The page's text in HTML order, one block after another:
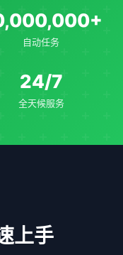
自动任务
24/7
全天候服务
上手